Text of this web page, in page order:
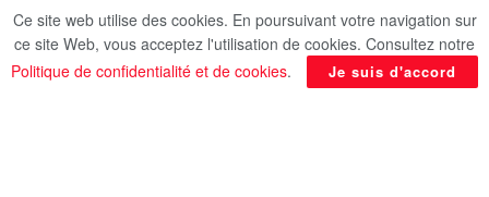
Le porte-parole officiel de la présidence de la
République a indiqué que le Président Al-Sissi a
félicité M. Carney pour sa récente victoire aux
Ce site web utilise des cookies. En poursuivant votre navigation sur
ce site Web, vous acceptez l'utilisation de cookies. Consultez notre
Politique de confidentialité et de cookies. Je suis d'accord